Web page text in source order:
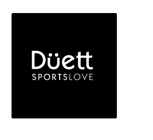
navegación
página